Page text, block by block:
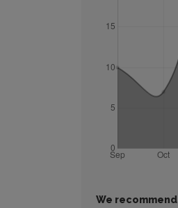
We recommend